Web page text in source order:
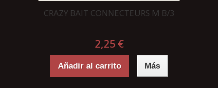
CRAZY BAIT CONNECTEURS M B/3
2,25 €
Añadir al carrito Más